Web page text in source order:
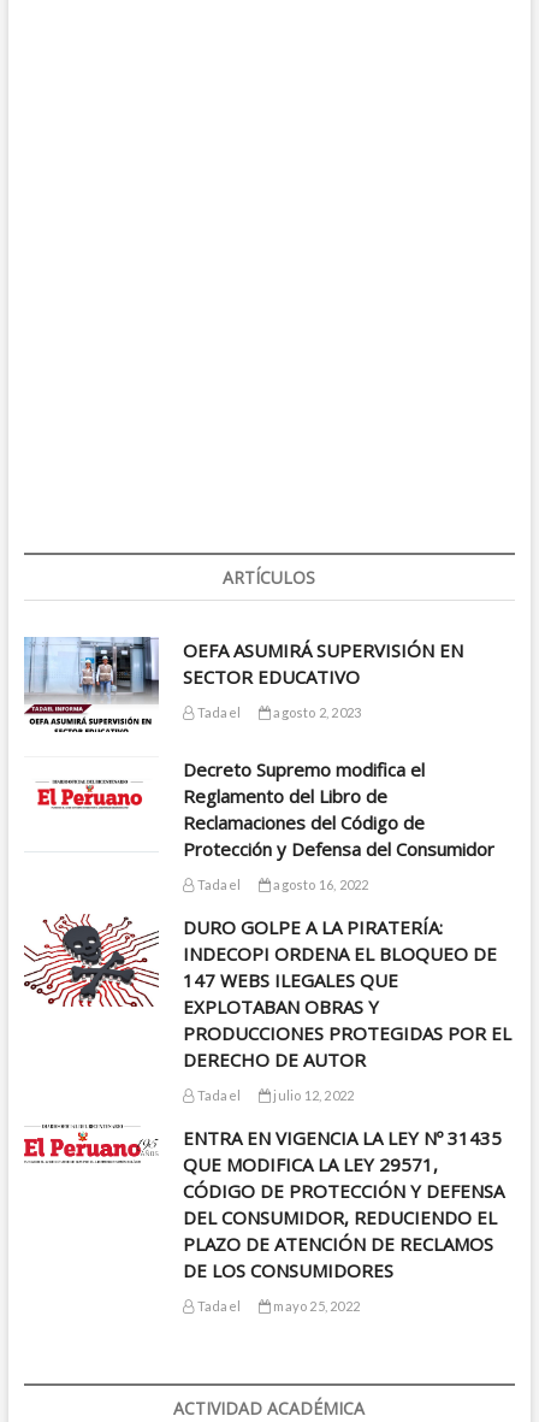
ARTÍCULOS
OEFA ASUMIRÁ SUPERVISIÓN EN
SECTOR EDUCATIVO
Tadael agosto 2, 2023
Decreto Supremo modifica el
Reglamento del Libro de
Reclamaciones del Código de
Protección y Defensa del Consumidor
Tadael agosto 16, 2022
DURO GOLPE A LA PIRATERÍA:
INDECOPI ORDENA EL BLOQUEO DE
147 WEBS ILEGALES QUE
EXPLOTABAN OBRAS Y
PRODUCCIONES PROTEGIDAS POR EL
DERECHO DE AUTOR
Tadael julio 12, 2022
ENTRA EN VIGENCIA LA LEY Nº 31435
QUE MODIFICA LA LEY 29571,
CÓDIGO DE PROTECCIÓN Y DEFENSA
DEL CONSUMIDOR, REDUCIENDO EL
PLAZO DE ATENCIÓN DE RECLAMOS
DE LOS CONSUMIDORES
Tadael mayo 25, 2022
ACTIVIDAD ACADÉMICA